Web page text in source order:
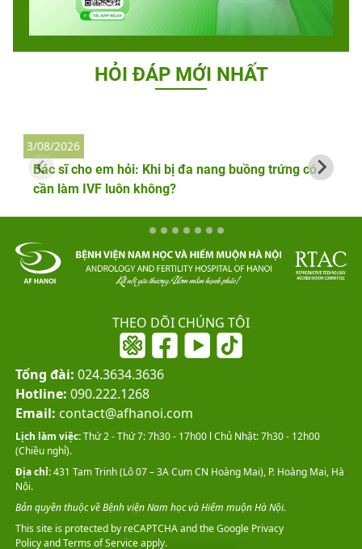
HỎI ĐÁP MỚI NHẤT
Bác sĩ cho em hỏi: Khi bị đa nang buồng trứng có
cần làm IVF luôn không?
3/08/2026
THEO DÕI CHÚNG TÔI
Tổng đài: 024.3634.3636
Hotline: 090.222.1268
Email: contact@afhanoi.com
This site is protected by reCAPTCHA and the GooglePrivacy
PolicyandTerms of Serviceapply.
Lịch làm việc:Thứ 2 - Thứ 7: 7h30 - 17h00 l Chủ Nhật: 7h30 - 12h00
(Chiều nghỉ).
Địa chỉ:431 Tam Trinh (Lô 07 – 3A Cụm CN Hoàng Mai), P. Hoàng Mai, Hà
Nội.
Bản quyền thuộc về Bệnh viện Nam học và Hiếm muộn Hà Nội.